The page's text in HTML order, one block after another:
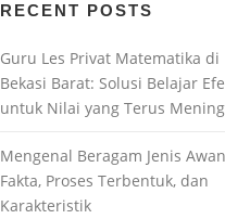
RECENT POSTS
Guru Les Privat Matematika di
Bekasi Barat: Solusi Belajar
untuk Nilai yang Terus
Mengenal Beragam Jenis
Fakta, Proses Terbentuk, dan
Karakteristik